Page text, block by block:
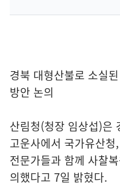
경북 대형산불로 소실
방안 논의
산림청(청장 임상섭)은
고운사에서 국가유산
전문가들과 함께 사찰
의했다고 7일 밝혔다.